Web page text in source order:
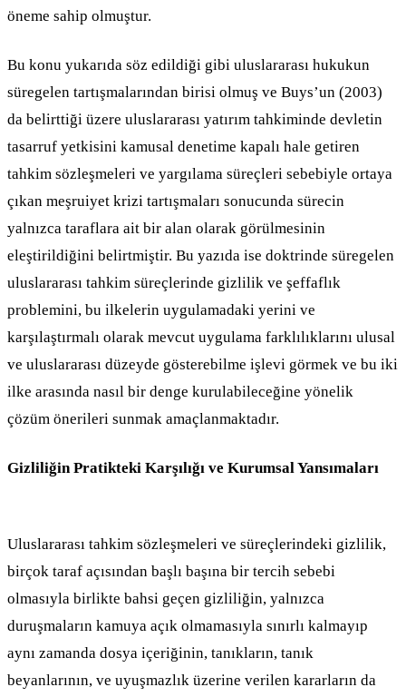
öneme sahip olmuştur.
Bu konu yukarıda söz edildiği gibi uluslararası hukukun
süregelen tartışmalarından birisi olmuş ve Buys’un (2003)
da belirttiği üzere uluslararası yatırım tahkiminde devletin
tasarruf yetkisini kamusal denetime kapalı hale getiren
tahkim sözleşmeleri ve yargılama süreçleri sebebiyle ortaya
çıkan meşruiyet krizi tartışmaları sonucunda sürecin
yalnızca taraflara ait bir alan olarak görülmesinin
eleştirildiğini belirtmiştir. Bu yazıda ise doktrinde süregelen
uluslararası tahkim süreçlerinde gizlilik ve şeffaflık
problemini, bu ilkelerin uygulamadaki yerini ve
karşılaştırmalı olarak mevcut uygulama farklılıklarını ulusal
ve uluslararası düzeyde gösterebilme işlevi görmek ve bu iki
ilke arasında nasıl bir denge kurulabileceğine yönelik
çözüm önerileri sunmak amaçlanmaktadır.
Gizliliğin Pratikteki Karşılığı ve Kurumsal Yansımaları
Uluslararası tahkim sözleşmeleri ve süreçlerindeki gizlilik,
birçok taraf açısından başlı başına bir tercih sebebi
olmasıyla birlikte bahsi geçen gizliliğin, yalnızca
duruşmaların kamuya açık olmamasıyla sınırlı kalmayıp
aynı zamanda dosya içeriğinin, tanıkların, tanık
beyanlarının, ve uyuşmazlık üzerine verilen kararların da